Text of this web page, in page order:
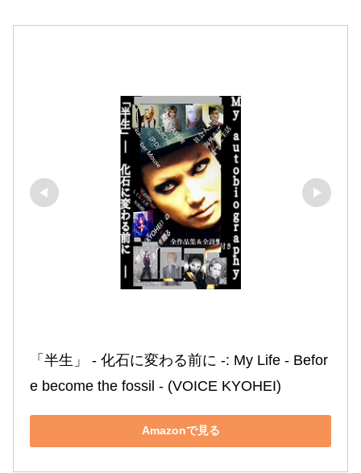
「半生」 ‐ 化石に変わる前に ‐: My Life ‐ Befor
e become the fossil ‐ (VOICE KYOHEI)
Amazonで見る